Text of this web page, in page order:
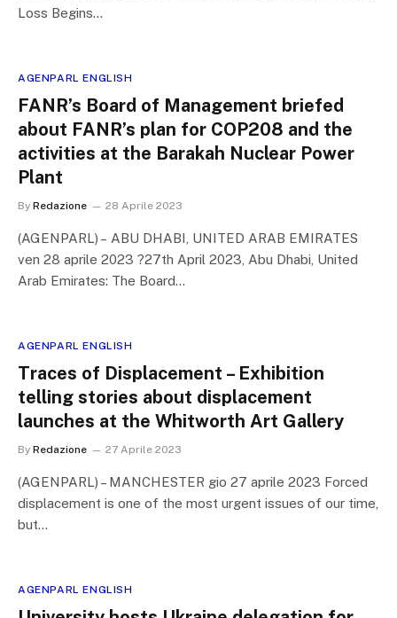
Loss Begins…
AGENPARL ENGLISH
FANR’s Board of Management briefed
about FANR’s plan for COP208 and the
activities at the Barakah Nuclear Power
Plant
By Redazione 28 Aprile 2023
(AGENPARL) – ABU DHABI, UNITED ARAB EMIRATES
ven 28 aprile 2023 ?27th April 2023, Abu Dhabi, United
Arab Emirates: The Board…
AGENPARL ENGLISH
Traces of Displacement – Exhibition
telling stories about displacement
launches at the Whitworth Art Gallery
By Redazione 27 Aprile 2023
(AGENPARL) – MANCHESTER gio 27 aprile 2023 Forced
displacement is one of the most urgent issues of our time,
but…
AGENPARL ENGLISH